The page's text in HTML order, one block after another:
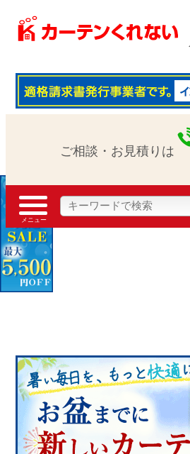
ご相談・お見積りは